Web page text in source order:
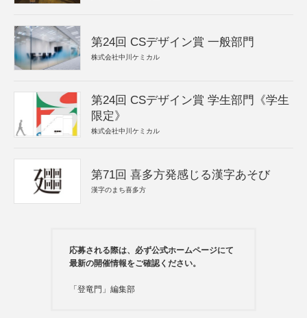
第24回 CSデザイン賞 一般部門
株式会社中川ケミカル
第24回 CSデザイン賞 学生部門《学生
限定》
株式会社中川ケミカル
第71回 喜多方発感じる漢字あそび
漢字のまち喜多方
応募される際は、必ず公式ホームページにて
最新の開催情報をご確認ください。
「登竜門」編集部